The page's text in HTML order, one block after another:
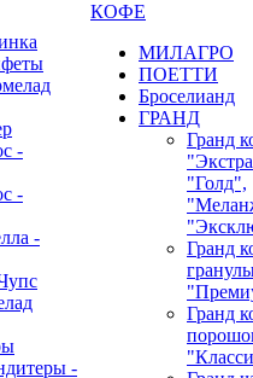
-
-
-
-
КОФЕ
МИЛАГРО
ПОЕТТИ
Броселианд
ГРАНД
Гранд
"Голд",
Гранд
Гранд